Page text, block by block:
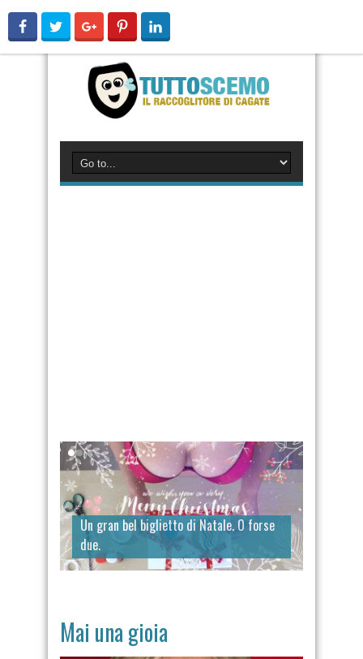
Un gran bel biglietto di Natale. O forse
due.
Mai una gioia